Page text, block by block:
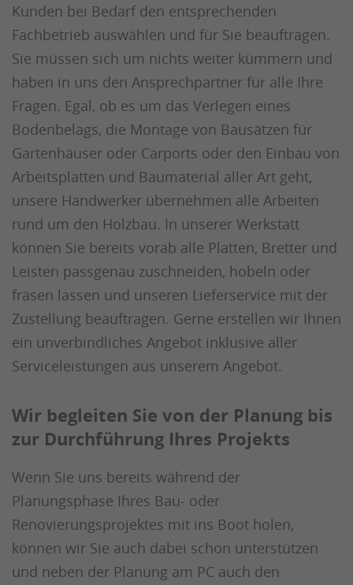
Kunden bei Bedarf den entsprechenden
Fachbetrieb auswählen und für Sie beauftragen.
Sie müssen sich um nichts weiter kümmern und
haben in uns den Ansprechpartner für alle Ihre
Fragen. Egal, ob es um das Verlegen eines
Bodenbelags, die Montage von Bausätzen für
Gartenhäuser oder Carports oder den Einbau von
Arbeitsplatten und Baumaterial aller Art geht,
unsere Handwerker übernehmen alle Arbeiten
rund um den Holzbau. In unserer Werkstatt
können Sie bereits vorab alle Platten, Bretter und
Leisten passgenau zuschneiden, hobeln oder
fräsen lassen und unseren Lieferservice mit der
Zustellung beauftragen. Gerne erstellen wir Ihnen
ein unverbindliches Angebot inklusive aller
Serviceleistungen aus unserem Angebot.
Wir begleiten Sie von der Planung bis
zur Durchführung Ihres Projekts
Wenn Sie uns bereits während der
Planungsphase Ihres Bau- oder
Renovierungsprojektes mit ins Boot holen,
können wir Sie auch dabei schon unterstützen
und neben der Planung am PC auch den